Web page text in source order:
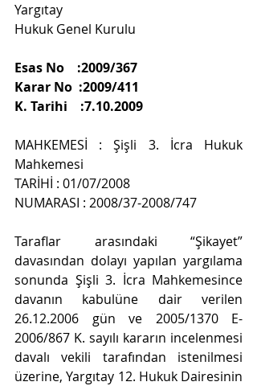
Yargıtay
Hukuk Genel Kurulu
Esas No    :2009/367
Karar No  :2009/411
K. Tarihi    :7.10.2009
MAHKEMESİ : Şişli 3. İcra Hukuk
Mahkemesi
TARİHİ : 01/07/2008
NUMARASI : 2008/37-2008/747
Taraflar arasındaki “Şikayet”
davasından dolayı yapılan yargılama
sonunda Şişli 3. İcra Mahkemesince
davanın kabulüne dair verilen
26.12.2006 gün ve 2005/1370 E-
2006/867 K. sayılı kararın incelenmesi
davalı vekili tarafından istenilmesi
üzerine, Yargıtay 12. Hukuk Dairesinin